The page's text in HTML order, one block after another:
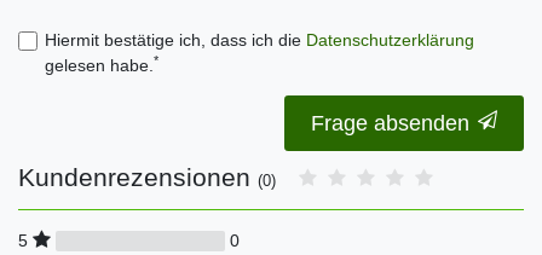
Hiermit bestätige ich, dass ich die Daten­schutz­erklärung
gelesen habe.*
Frage absenden
Kundenrezensionen (0)
5
0